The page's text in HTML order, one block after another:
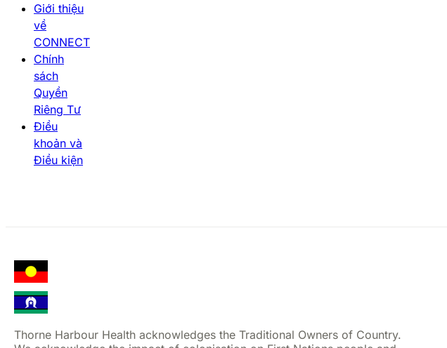
Giới thiệu
về
CONNECT
Chính
sách
Quyền
Riêng Tư
Điều
khoản và
Điều kiện
Thorne Harbour Health acknowledges the Traditional Owners of Country.